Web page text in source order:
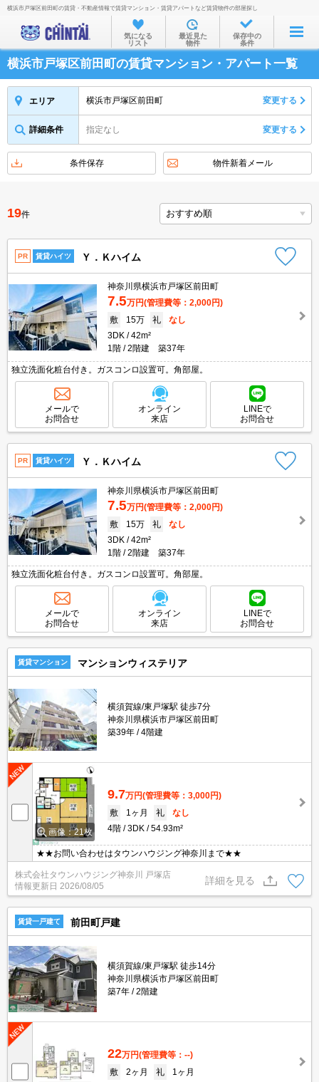
お部屋を探す
沿線・駅から
住所から
家賃相場から
物件特集から
不動産会社から
TOP
横浜市戸塚区前田町の賃貸・不動産情報で賃貸マンション・賃貸アパートなど賃貸物件の部屋探し
気になる
リスト
最近見た
物件
保存中の
条件
横浜市戸塚区前田町の賃貸マンション・アパート一覧
エリア 横浜市戸塚区前田町 変更する
詳細条件 指定なし 変更する
条件保存 物件新着メール
19件
PR 賃貸ハイツ Ｙ．Ｋハイム
神奈川県横浜市戸塚区前田町
7.5万円(管理費等：2,000円)
敷
15万 礼
なし
3DK
42m²
1階
2階建 築37年
独立洗面化粧台付き。ガスコンロ設置可。角部屋。
メールで
お問合せ
オンライン
来店
LINEで
お問合せ
PR 賃貸ハイツ Ｙ．Ｋハイム
神奈川県横浜市戸塚区前田町
7.5万円(管理費等：2,000円)
敷
15万 礼
なし
3DK
42m²
1階
2階建 築37年
独立洗面化粧台付き。ガスコンロ設置可。角部屋。
メールで
お問合せ
オンライン
来店
LINEで
お問合せ
賃貸マンション マンションウィステリア
横須賀線/東戸塚駅 徒歩7分
神奈川県横浜市戸塚区前田町
築39年
4階建
画像：21枚
9.7万円(管理費等：3,000円)
敷
1ヶ月 礼
なし
4階
3DK 54.93m²
★★お問い合わせはタウンハウジング神奈川まで★★
株式会社タウンハウジング神奈川 戸塚店
情報更新日 2026/08/05
詳細を見る
賃貸一戸建て 前田町戸建
横須賀線/東戸塚駅 徒歩14分
神奈川県横浜市戸塚区前田町
築7年
2階建
22万円(管理費等：--)
敷
2ヶ月 礼
1ヶ月